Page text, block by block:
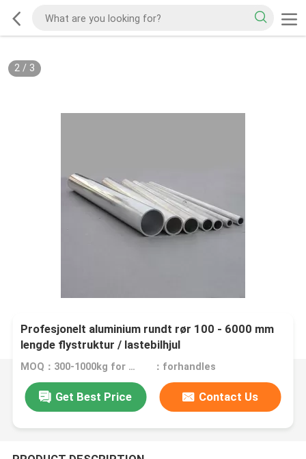
2/ 3
Profesjonelt aluminium rundt rør 100 - 6000 mm
lengde flystruktur / lastebilhjul
MOQ：300-1000kg for different product ：forhandles
Get Best Price Contact Us